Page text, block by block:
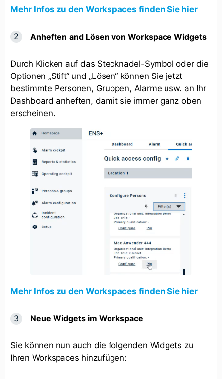
Mehr Infos zu den Workspaces finden Sie hier
Anheften and Lösen von Workspace Widgets
Durch Klicken auf das Stecknadel-Symbol oder die
Optionen „Stift“ und „Lösen“ können Sie jetzt
bestimmte Personen, Gruppen, Alarme usw. an Ihr
Dashboard anheften, damit sie immer ganz oben
erscheinen.
Mehr Infos zu den Workspaces finden Sie hier
Neue Widgets im Workspace
Sie können nun auch die folgenden Widgets zu
Ihren Workspaces hinzufügen: